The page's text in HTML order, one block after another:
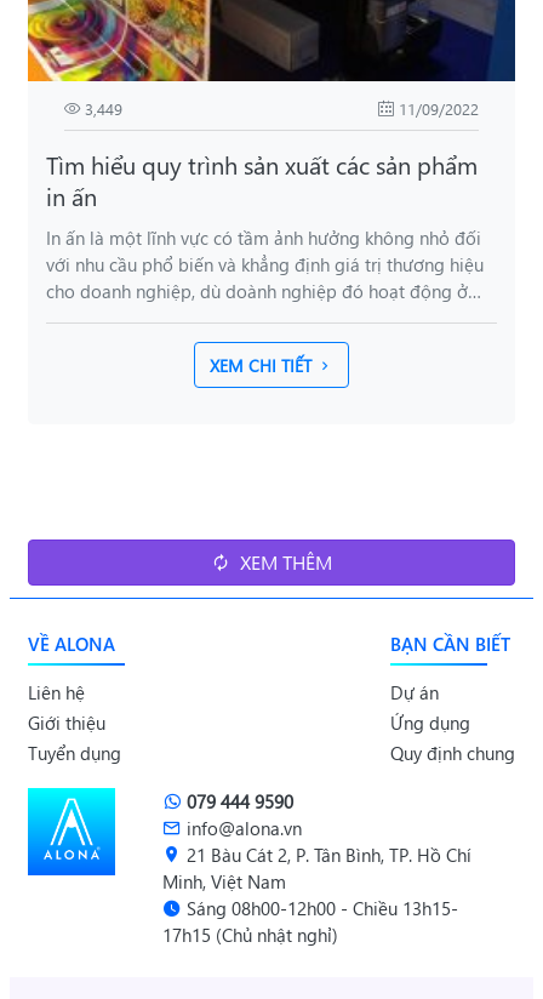
3,449 11/09/2022
Tìm hiểu quy trình sản xuất các sản phẩm
in ấn
In ấn là một lĩnh vực có tầm ảnh hưởng không nhỏ đối
với nhu cầu phổ biến và khẳng định giá trị thương hiệu
cho doanh nghiệp, dù doành nghiệp đó hoạt động ở
bất kỳ qui mô, hình thức nào.
XEM CHI TIẾT
XEM THÊM
079 444 9590
info@alona.vn
21 Bàu Cát 2, P. Tân Bình, TP. Hồ Chí
Minh, Việt Nam
Sáng 08h00-12h00 - Chiều 13h15-
17h15 (Chủ nhật nghỉ)
VỀ ALONA
Liên hệ
Giới thiệu
Tuyển dụng
BẠN CẦN BIẾT
Dự án
Ứng dụng
Quy định chung